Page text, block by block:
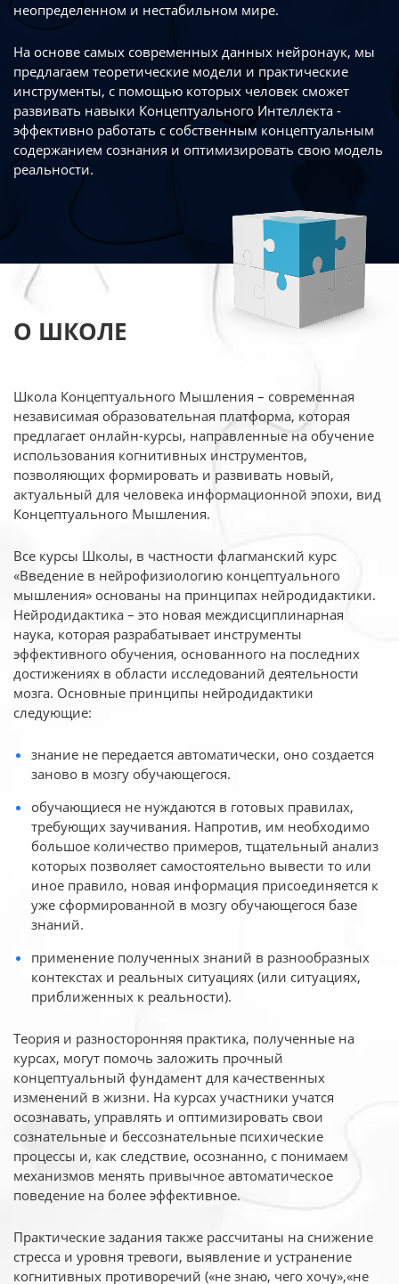
неопределенном и нестабильном мире.
На основе самых современных данных нейронаук, мы
предлагаем теоретические модели и практические
инструменты, с помощью которых человек сможет
развивать навыки Концептуального Интеллекта -
эффективно работать с собственным концептуальным
содержанием сознания и оптимизировать свою модель
реальности.
О ШКОЛЕ
Школа Концептуального Мышления – современная
независимая образовательная платформа, которая
предлагает онлайн-курсы, направленные на обучение
использования когнитивных инструментов,
позволяющих формировать и развивать новый,
актуальный для человека информационной эпохи, вид
Концептуального Мышления.
Все курсы Школы, в частности флагманский курс
«Введение в нейрофизиологию концептуального
мышления» основаны на принципах нейродидактики.
Нейродидактика – это новая междисциплинарная
наука, которая разрабатывает инструменты
эффективного обучения, основанного на последних
достижениях в области исследований деятельности
мозга. Основные принципы нейродидактики
следующие:
знание не передается автоматически, оно создается
заново в мозгу обучающегося.
обучающиеся не нуждаются в готовых правилах,
требующих заучивания. Напротив, им необходимо
большое количество примеров, тщательный анализ
которых позволяет самостоятельно вывести то или
иное правило, новая информация присоединяется к
уже сформированной в мозгу обучающегося базе
знаний.
применение полученных знаний в разнообразных
контекстах и реальных ситуациях (или ситуациях,
приближенных к реальности).
Теория и разносторонняя практика, полученные на
курсах, могут помочь заложить прочный
концептуальный фундамент для качественных
изменений в жизни. На курсах участники учатся
осознавать, управлять и оптимизировать свои
сознательные и бессознательные психические
процессы и, как следствие, осознанно, с понимаем
механизмов менять привычное автоматическое
поведение на более эффективное.
Практические задания также рассчитаны на снижение
стресса и уровня тревоги, выявление и устранение
когнитивных противоречий («не знаю, чего хочу»,«не